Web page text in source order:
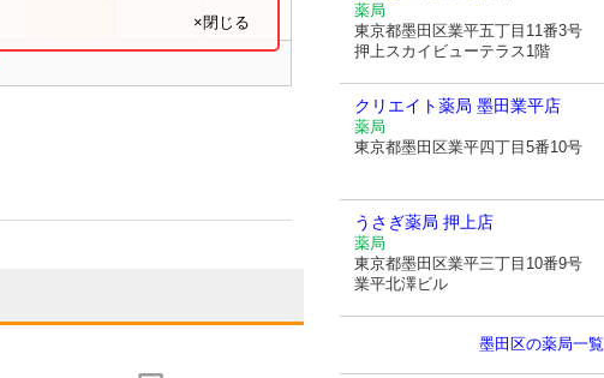
×閉じる
薬局
東京都墨田区業平五丁目11番3号
押上スカイビューテラス1階
クリエイト薬局 墨田業平店
薬局
東京都墨田区業平四丁目5番10号
うさぎ薬局 押上店
薬局
東京都墨田区業平三丁目10番9号
業平北澤ビル
墨田区の薬局一覧